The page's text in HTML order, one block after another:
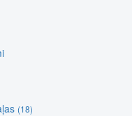
(18)